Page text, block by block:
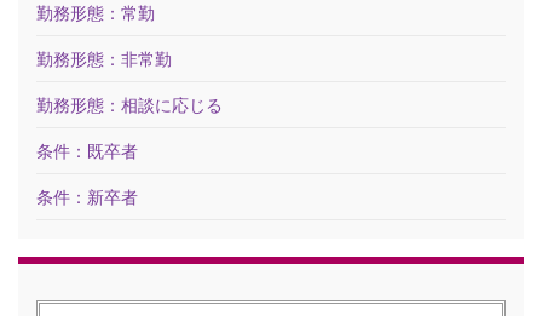
勤務形態：常勤
勤務形態：非常勤
勤務形態：相談に応じる
条件：既卒者
条件：新卒者